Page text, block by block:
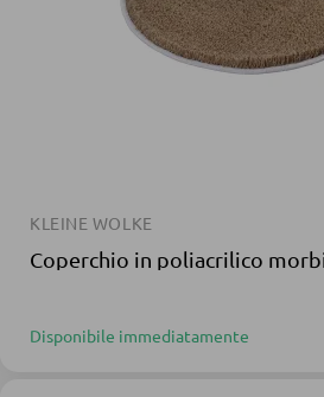
KLEINE WOLKE
Coperchio in poliacrilico
Disponibile immediatamente